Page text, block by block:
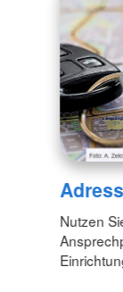
Nutzen